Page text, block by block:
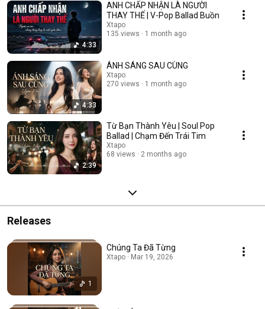
4:33
ANH CHẤP NHẬN LÀ NGƯỜI
THAY THẾ | V-Pop Ballad Buồn
Xtapo
135 views
1 month ago
4:33
ÁNH SÁNG SAU CÙNG
Xtapo
270 views
1 month ago
2:39
Từ Bạn Thành Yêu | Soul Pop
Ballad | Chạm Đến Trái Tim
Xtapo
68 views
2 months ago
Releases
1
Chúng Ta Đã Từng
Xtapo · Mar 19, 2026